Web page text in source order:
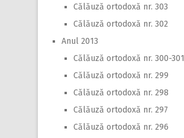
Călăuză ortodoxă nr. 303
Călăuză ortodoxă nr. 302
Anul 2013
Călăuză ortodoxă nr. 300-301
Călăuză ortodoxă nr. 299
Călăuză ortodoxă nr. 298
Călăuză ortodoxă nr. 297
Călăuză ortodoxă nr. 296